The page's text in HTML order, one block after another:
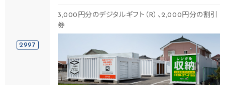
2997
3,000円分のデジタルギフト（R）、2,000円分の割引
券